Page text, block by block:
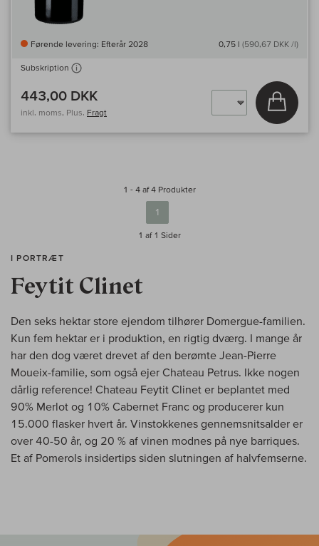
Førende levering: Efterår 2028 0,75 l (590,67 DKK /l)
Subskription
443,00 DKK
inkl. moms, Plus. Fragt
Læg i
1 - 4 af 4 Produkter
1
1 af 1 Sider
I PORTRÆT
Feytit Clinet
Den seks hektar store ejendom tilhører Domergue-familien.
Kun fem hektar er i produktion, en rigtig dværg. I mange år
har den dog været drevet af den berømte Jean-Pierre
Moueix-familie, som også ejer Chateau Petrus. Ikke nogen
dårlig reference! Chateau Feytit Clinet er beplantet med
90% Merlot og 10% Cabernet Franc og producerer kun
15.000 flasker hvert år. Vinstokkenes gennemsnitsalder er
over 40-50 år, og 20 % af vinen modnes på nye barriques.
Et af Pomerols insidertips siden slutningen af halvfemserne.